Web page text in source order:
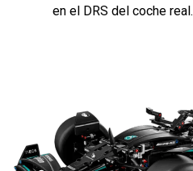
en el DRS del coche real.